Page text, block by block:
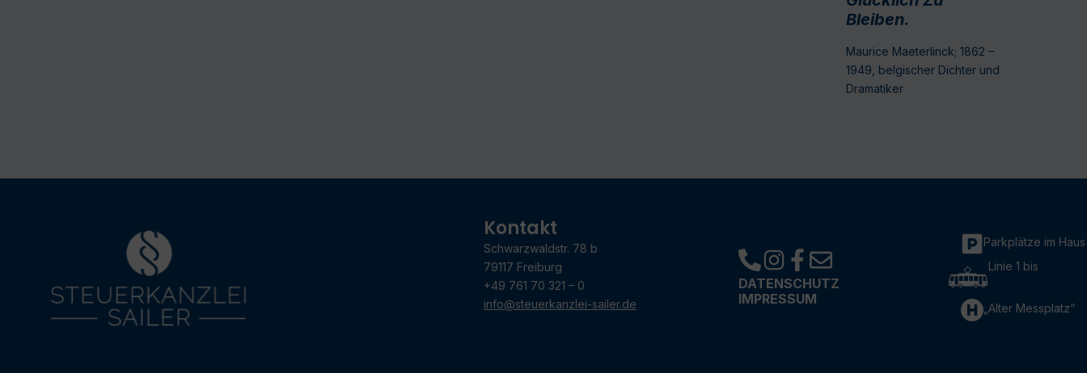
Bleiben.
Maurice Maeterlinck; 1862 –
1949, belgischer Dichter und
Dramatiker
Kontakt
Schwarzwaldstr. 78 b
79117 Freiburg
+49 761 70 321 – 0
info@steuerkanzlei-sailer.de
DATENSCHUTZ
IMPRESSUM
Parkplätze im Haus
Linie 1 bis
„Alter Messplatz“